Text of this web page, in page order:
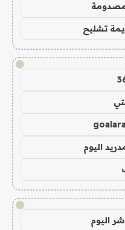
تشليح
!
اليوم
!
اليوم